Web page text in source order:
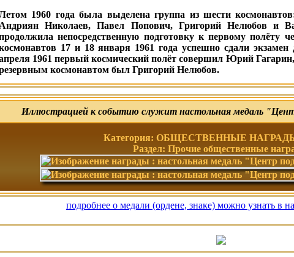
1960 года была выделена группа из шести
Андриян Николаев, Павел Попович, Григорий Нелюбов и
непосредственную подготовку к первому полёту
17 и 18 января 1961 года успешно сдали экзамен
1961 первый космический полёт совершил Юрий
космонавтом был Григорий Нелюбов.
Иллюстрацией к событию служит настольная медаль
Категория: ОБЩЕСТВЕННЫЕ НАГРАДЫ
Раздел: Прочие общественные
подробнее о медали (ордене, знаке) можно узнать в